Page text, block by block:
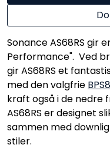
Sonance AS68RS gir
Performance". Ved
gir AS68RS et
med den valgfrie BPS8
kraft også i de nedre
AS68RS er designet
sammen med
stiler.